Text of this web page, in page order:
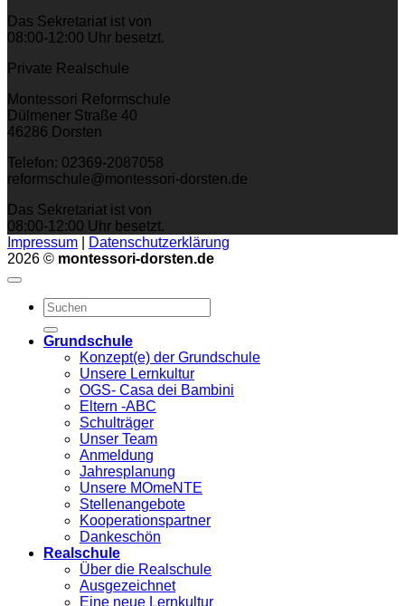
Das Sekretariat ist von
08:00-12:00 Uhr besetzt.
Private Realschule
Montessori Reformschule
Dülmener Straße 40
46286 Dorsten
Telefon: 02369-2087058
reformschule@montessori-dorsten.de
Das Sekretariat ist von
08:00-12:00 Uhr besetzt.
Impressum
Datenschutzerklärung
2026 © montessori-dorsten.de
Grundschule
Konzept(e) der Grundschule
Unsere Lernkultur
OGS- Casa dei Bambini
Eltern -ABC
Schulträger
Unser Team
Anmeldung
Jahresplanung
Unsere MOmeNTE
Stellenangebote
Kooperationspartner
Dankeschön
Realschule
Über die Realschule
Ausgezeichnet
Eine neue Lernkultur